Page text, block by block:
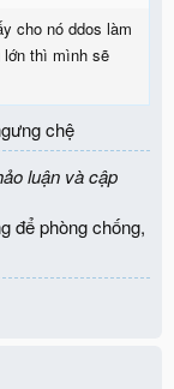
cho nó ddos làm
lớn thì mình sẽ
chệ
luận và cập
để phòng chống,